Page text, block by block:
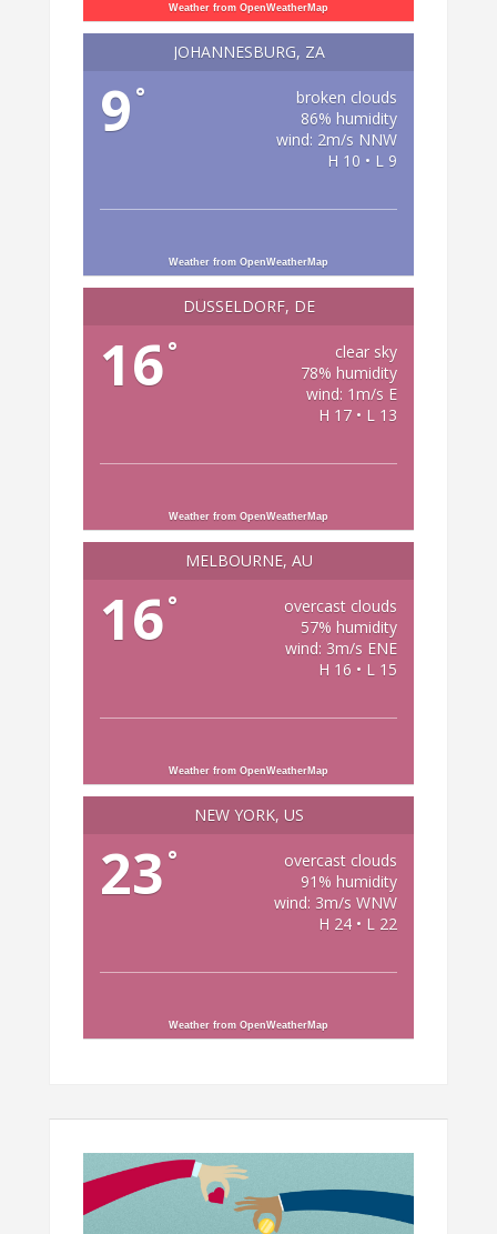
Weather from OpenWeatherMap
JOHANNESBURG, ZA
9 °
broken clouds
86% humidity
wind: 2m/s NNW
H 10 • L 9
Weather from OpenWeatherMap
DÜSSELDORF, DE
16°
clear sky
78% humidity
wind: 1m/s E
H 17 • L 13
Weather from OpenWeatherMap
MELBOURNE, AU
16°
overcast clouds
57% humidity
wind: 3m/s ENE
H 16 • L 15
Weather from OpenWeatherMap
NEW YORK, US
23 °
overcast clouds
91% humidity
wind: 3m/s WNW
H 24 • L 22
Weather from OpenWeatherMap